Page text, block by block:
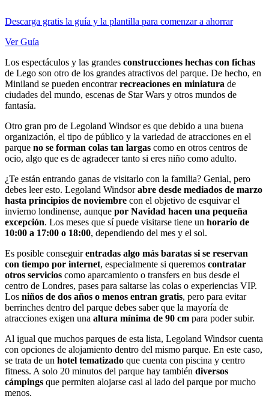
Descarga gratis la guía y la plantilla para comenzar a ahorrar
Ver Guía
Los espectáculos y las grandes construcciones hechas con fichas
de Lego son otro de los grandes atractivos del parque. De hecho, en
Miniland se pueden encontrarrecreaciones en miniatura de
ciudades del mundo, escenas de Star Wars y otros mundos de
fantasía.
Otro gran pro de Legoland Windsor es que debido a una buena
organización, el tipo de público y la variedad de atracciones en el
parque no se forman colas tan largas como en otros centros de
ocio, algo que es de agradecer tanto si eres niño como adulto.
¿Te están entrando ganas de visitarlo con la familia? Genial, pero
debes leer esto. Legoland Windsorabre desde mediados de marzo
hasta principios de noviembre con el objetivo de esquivar el
invierno londinense, aunque por Navidad hacen una pequeña
excepción. Los meses que sí puede visitarse tiene un horario de
10:00 a 17:00 o 18:00, dependiendo del mes y el sol.
Es posible conseguirentradas algo más baratas si se reservan
con tiempo por internet, especialmente si queremos contratar
otros servicios como aparcamiento o transfers en bus desde el
centro de Londres, pases para saltarse las colas o experiencias VIP.
Los niños de dos años o menos entran gratis, pero para evitar
berrinches dentro del parque debes saber que la mayoría de
atracciones exigen una altura mínima de 90 cm para poder subir.
Al igual que muchos parques de esta lista, Legoland Windsor cuenta
con opciones de alojamiento dentro del mismo parque. En este caso,
se trata de un hotel tematizado que cuenta con piscina y centro
fitness. A solo 20 minutos del parque hay también diversos
cámpings que permiten alojarse casi al lado del parque por mucho
menos.